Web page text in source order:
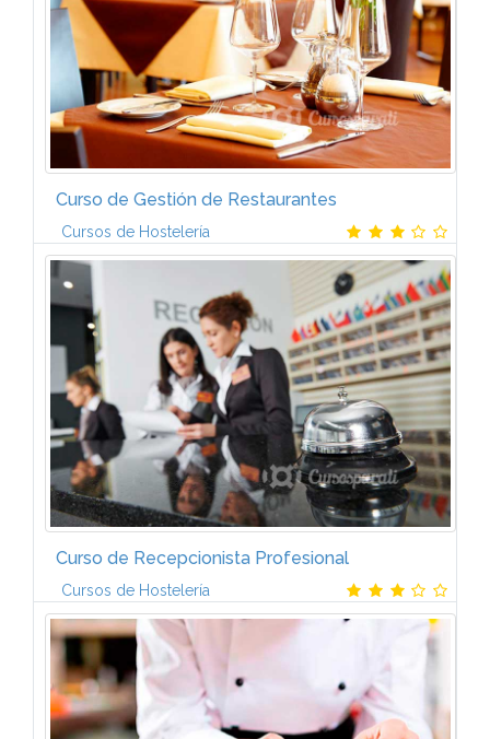
Curso de Gestión de Restaurantes
Cursos de Hostelería
IntroducciónLa emergencia de nuevos mercados y
productos en el ámbito hostelero internacional, nos
obliga a todos, a posicionarnos en primera línea en
la parrilla de salida de...
Curso de Recepcionista Profesional
Cursos de Hostelería
IntroducciónEl recepcionista tiene como misión, la
de obtener y mantener la confianza de una selección
adecuada de clientes, a fin de consolidar la mejor
rentabilidad en el...